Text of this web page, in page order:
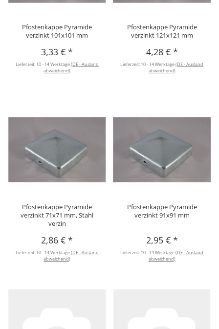
Pfostenkappe Pyramide
verzinkt 101x101 mm
3,33 €*
Lieferzeit: 10 - 14 Werktage(DE - Ausland
abweichend)
Pfostenkappe Pyramide
verzinkt 121x121 mm
4,28 € *
Lieferzeit: 10 - 14 Werktage(DE - Ausland
abweichend)
Pfostenkappe Pyramide
verzinkt 71x71 mm, Stahl
verzin
2,86 €*
Lieferzeit: 10 - 14 Werktage(DE - Ausland
abweichend)
Pfostenkappe Pyramide
verzinkt 91x91 mm
2,95 € *
Lieferzeit: 10 - 14 Werktage(DE - Ausland
abweichend)